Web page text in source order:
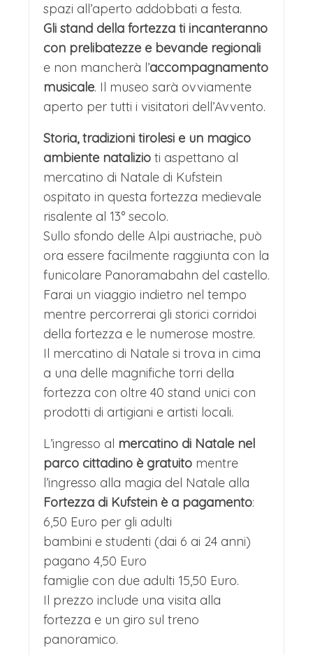
spazi all’aperto addobbati a festa.
Gli stand della fortezza ti incanteranno
con prelibatezze e bevande regionali
e non mancherà l’accompagnamento
musicale. Il museo sarà ovviamente
aperto per tutti i visitatori dell’Avvento.
Storia, tradizioni tirolesi e un magico
ambiente natalizio ti aspettano al
mercatino di Natale di Kufstein
ospitato in questa fortezza medievale
risalente al 13° secolo.
Sullo sfondo delle Alpi austriache, può
ora essere facilmente raggiunta con la
funicolare Panoramabahn del castello.
Farai un viaggio indietro nel tempo
mentre percorrerai gli storici corridoi
della fortezza e le numerose mostre.
Il mercatino di Natale si trova in cima
a una delle magnifiche torri della
fortezza con oltre 40 stand unici con
prodotti di artigiani e artisti locali.
L’ingresso al mercatino di Natale nel
parco cittadino è gratuito mentre
l’ingresso alla magia del Natale alla
Fortezza di Kufstein è a pagamento:
6,50 Euro per gli adulti
bambini e studenti (dai 6 ai 24 anni)
pagano 4,50 Euro
famiglie con due adulti 15,50 Euro.
Il prezzo include una visita alla
fortezza e un giro sul treno
panoramico.